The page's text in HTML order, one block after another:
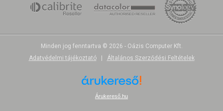
Minden jog fenntartva © 2026 - Oázis Computer Kft.
Adatvédelmi tájékoztató
Általános Szerződési Feltételek
Árukereső.hu